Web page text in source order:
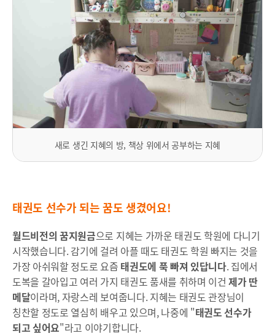
새로 생긴 지혜의 방, 책상 위에서 공부하는 지혜
태권도 선수가 되는 꿈도 생겼어요!
월드비전의 꿈지원금으로 지혜는 가까운 태권도 학원에 다니기
시작했습니다. 감기에 걸려 아플 때도 태권도 학원 빠지는 것을
가장 아쉬워할 정도로 요즘 태권도에 푹 빠져 있답니다. 집에서
도복을 갈아입고 여러 가지 태권도 품새를 취하며 이건제가 딴
메달이라며, 자랑스레 보여줍니다. 지혜는 태권도 관장님이
칭찬할 정도로 열심히 배우고 있으며, 나중에 "태권도 선수가
되고 싶어요"라고 이야기합니다.